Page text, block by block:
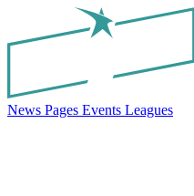
News Pages Events Leagues